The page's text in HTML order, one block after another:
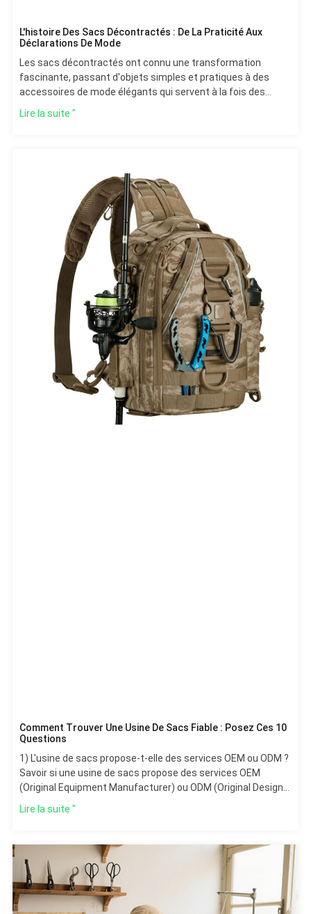
L'histoire Des Sacs Décontractés : De La Praticité Aux
Déclarations De Mode
Les sacs décontractés ont connu une transformation
fascinante, passant d'objets simples et pratiques à des
accessoires de mode élégants qui servent à la fois des
décontractés pour répondre à la demande croissante
d'options polyvalentes et abordables. Aujourd'hui, les sacs
décontractés personnalisés sont une tendance majeure,
permettant aux consommateurs de personnaliser leurs
accessoires avec des designs et des couleurs uniques. Le
développement durable et l'innovation continuant
d'influencer le secteur, les sacs décontractés sont appelés à
rester des articles essentiels qui allient l'aspect pratique à
l'expression personnelle.
Lire la suite "
Comment Trouver Une Usine De Sacs Fiable : Posez Ces 10
Questions
1) L'usine de sacs propose-t-elle des services OEM ou ODM ?
Savoir si une usine de sacs propose des services OEM
(Original Equipment Manufacturer) ou ODM (Original Design
Lire la suite "